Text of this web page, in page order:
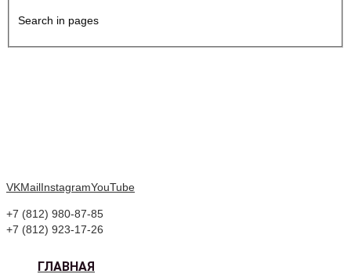
Search in pages
VKMailInstagramYouTube
+7 (812) 980-87-85
+7 (812) 923-17-26
ГЛАВНАЯ